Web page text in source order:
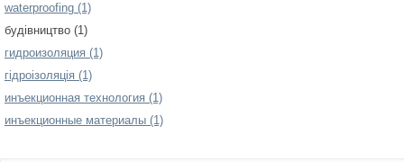
waterproofing (1)
будівництво (1)
гидроизоляция (1)
гідроізоляція (1)
инъекционная технология (1)
инъекционные материалы (1)